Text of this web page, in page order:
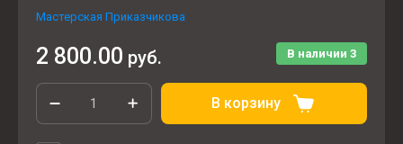
Мастерская Приказчикова
В наличии 3
2 800.00 руб.
В корзину